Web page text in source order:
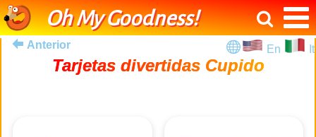
Oh My Goodness!
Anterior En It
Tarjetas divertidas Cupido